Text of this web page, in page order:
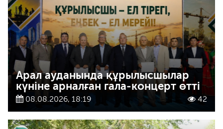
Арал ауданында құрылысшылар
күніне арналған гала-концерт өтті
08.08.2026, 18:19 42